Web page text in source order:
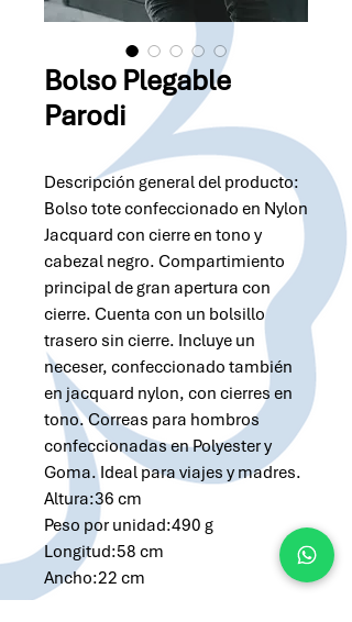
Bolso Plegable
Parodi
Descripción general del producto:
Bolso tote confeccionado en Nylon
Jacquard con cierre en tono y
cabezal negro. Compartimiento
principal de gran apertura con
cierre. Cuenta con un bolsillo
trasero sin cierre. Incluye un
neceser, confeccionado también
en jacquard nylon, con cierres en
tono. Correas para hombros
confeccionadas en Polyester y
Goma. Ideal para viajes y madres.
Altura:36 cm
Peso por unidad:490 g
Longitud:58 cm
Ancho:22 cm